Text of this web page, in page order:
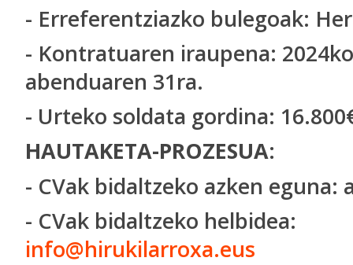
- Erreferentziazko bulegoak:
- Kontratuaren iraupena:
abenduaren 31ra.
- Urteko soldata gordina:
HAUTAKETA-PROZESUA:
- CVak bidaltzeko azken eguna:
- CVak bidaltzeko helbidea:
info@hirukilarroxa.eus